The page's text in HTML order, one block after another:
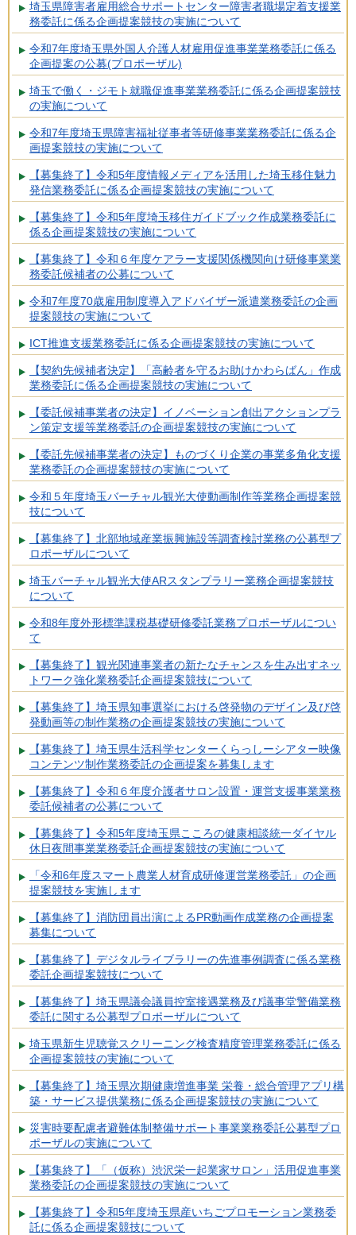
埼玉県障害者雇用総合サポートセンター障害者職場定着支援業
務委託に係る企画提案競技の実施について
令和7年度埼玉県外国人介護人材雇用促進事業業務委託に係る
企画提案の公募(プロポーザル)
埼玉で働く・ジモト就職促進事業業務委託に係る企画提案競技
の実施について
令和7年度埼玉県障害福祉従事者等研修事業業務委託に係る企
画提案競技の実施について
【募集終了】令和5年度情報メディアを活用した埼玉移住魅力
発信業務委託に係る企画提案競技の実施について
【募集終了】令和5年度埼玉移住ガイドブック作成業務委託に
係る企画提案競技の実施について
【募集終了】令和６年度ケアラー支援関係機関向け研修事業業
務委託候補者の公募について
令和7年度70歳雇用制度導入アドバイザー派遣業務委託の企画
提案競技の実施について
ICT推進支援業務委託に係る企画提案競技の実施について
【契約先候補者決定】「高齢者を守るお助けかわらばん」作成
業務委託に係る企画提案競技の実施について
【委託候補事業者の決定】イノベーション創出アクションプラ
ン策定支援等業務委託の企画提案競技の実施について
【委託先候補事業者の決定】ものづくり企業の事業多角化支援
業務委託の企画提案競技の実施について
令和５年度埼玉バーチャル観光大使動画制作等業務企画提案競
技について
【募集終了】北部地域産業振興施設等調査検討業務の公募型プ
ロポーザルについて
埼玉バーチャル観光大使ARスタンプラリー業務企画提案競技
について
令和8年度外形標準課税基礎研修委託業務プロポーザルについ
て
【募集終了】観光関連事業者の新たなチャンスを生み出すネッ
トワーク強化業務委託企画提案競技について
【募集終了】埼玉県知事選挙における啓発物のデザイン及び啓
発動画等の制作業務の企画提案競技の実施について
【募集終了】埼玉県生活科学センターくらっしーシアター映像
コンテンツ制作業務委託の企画提案を募集します
【募集終了】令和６年度介護者サロン設置・運営支援事業業務
委託候補者の公募について
【募集終了】令和5年度埼玉県こころの健康相談統一ダイヤル
休日夜間事業業務委託企画提案競技の実施について
「令和6年度スマート農業人材育成研修運営業務委託」の企画
提案競技を実施します
【募集終了】消防団員出演によるPR動画作成業務の企画提案
募集について
【募集終了】デジタルライブラリーの先進事例調査に係る業務
委託企画提案競技について
【募集終了】埼玉県議会議員控室接遇業務及び議事堂警備業務
委託に関する公募型プロポーザルについて
埼玉県新生児聴覚スクリーニング検査精度管理業務委託に係る
企画提案競技の実施について
【募集終了】埼玉県次期健康増進事業 栄養・総合管理アプリ構
築・サービス提供業務に係る企画提案競技の実施について
災害時要配慮者避難体制整備サポート事業業務委託公募型プロ
ポーザルの実施について
【募集終了】「（仮称）渋沢栄一起業家サロン」活用促進事業
業務委託の企画提案競技の実施について
【募集終了】令和5年度埼玉県産いちごプロモーション業務委
託に係る企画提案競技について